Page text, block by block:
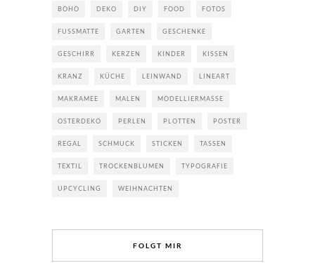
BOHO DEKO DIY FOOD FOTOS
FUSSMATTE GARTEN GESCHENKE
GESCHIRR KERZEN KINDER KISSEN
KRANZ KÜCHE LEINWAND LINEART
MAKRAMEE MALEN MODELLIERMASSE
OSTERDEKO PERLEN PLOTTEN POSTER
REGAL SCHMUCK STICKEN TASSEN
TEXTIL TROCKENBLUMEN TYPOGRAFIE
UPCYCLING WEIHNACHTEN
FOLGT MIR